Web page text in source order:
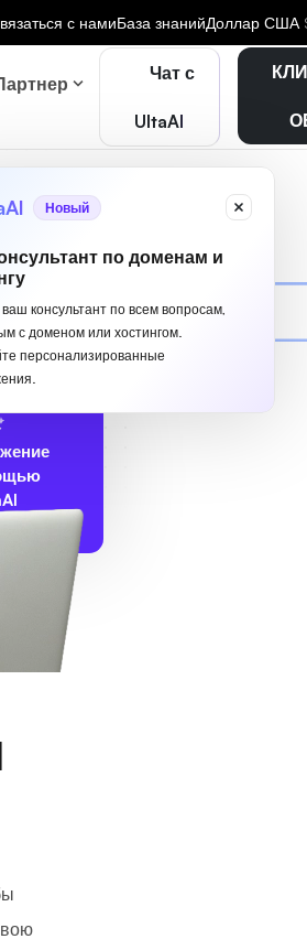
с намиБаза знанийДоллар США
Чат с
UltaAI
Новый
по доменам и
консультант по всем вопросам,
с доменом или хостингом.
персонализированные